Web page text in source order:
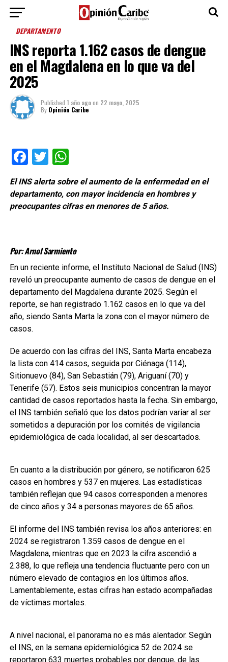
DEPARTAMENTO
INS reporta 1.162 casos de dengue
en el Magdalena en lo que va del
2025
Published 1 año agoon 22 mayo, 2025
By Opinión Caribe
Facebook
TwitterWhatsApp
El INS alerta sobre el aumento de la enfermedad en el
departamento, con mayor incidencia en hombres y
preocupantes cifras en menores de 5 años.
Por: Arnol Sarmiento
En un reciente informe, el Instituto Nacional de Salud (INS)
reveló un preocupante aumento de casos de dengue en el
departamento del Magdalena durante 2025. Según el
reporte, se han registrado 1.162 casos en lo que va del
año, siendo Santa Marta la zona con el mayor número de
casos.
De acuerdo con las cifras del INS, Santa Marta encabeza
la lista con 414 casos, seguida por Ciénaga (114),
Sitionuevo (84), San Sebastián (79), Ariguaní (70) y
Tenerife (57). Estos seis municipios concentran la mayor
cantidad de casos reportados hasta la fecha. Sin embargo,
el INS también señaló que los datos podrían variar al ser
sometidos a depuración por los comités de vigilancia
epidemiológica de cada localidad, al ser descartados.
En cuanto a la distribución por género, se notificaron 625
casos en hombres y 537 en mujeres. Las estadísticas
también reflejan que 94 casos corresponden a menores
de cinco años y 34 a personas mayores de 65 años.
El informe del INS también revisa los años anteriores: en
2024 se registraron 1.359 casos de dengue en el
Magdalena, mientras que en 2023 la cifra ascendió a
2.388, lo que refleja una tendencia fluctuante pero con un
número elevado de contagios en los últimos años.
Lamentablemente, estas cifras han estado acompañadas
de víctimas mortales.
A nivel nacional, el panorama no es más alentador. Según
el INS, en la semana epidemiológica 52 de 2024 se
reportaron 633 muertes probables por dengue, de las